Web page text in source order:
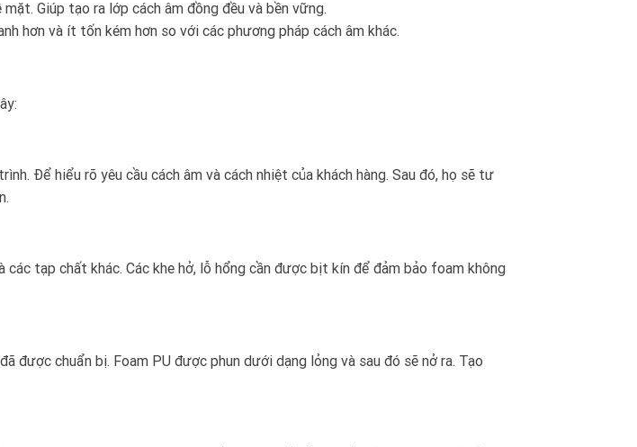
Giúp tạo ra lớp cách âm đồng đều và bền vững.
hơn và ít tốn kém hơn so với các phương pháp cách âm khác.
Để hiểu rõ yêu cầu cách âm và cách nhiệt của khách hàng. Sau đó, họ sẽ tư
tạp chất khác. Các khe hở, lỗ hổng cần được bịt kín để đảm bảo foam không
được chuẩn bị. Foam PU được phun dưới dạng lỏng và sau đó sẽ nở ra. Tạo